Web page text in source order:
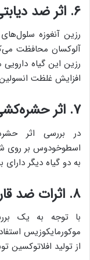
۶. اثر ضد دیابتی
رزین آنغوزه
آلوکسان محافظت
رزین این گیاه
افزایش غلظت
۷. اثر حشره‌کشی
در بررسی اثر
اسطوخودوس بر روی
به دو گیاه دیگر
۸. اثرات ضد قارچی
با توجه به یک
موکورمایکوزیس
از تولید